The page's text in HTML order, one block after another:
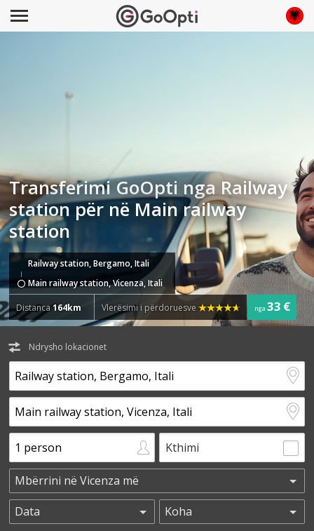
Transferimi GoOpti nga Railway
station për në Main railway
station
Railway station, Bergamo, Itali
Main railway station, Vicenza, Itali
Distanca164km Vlerësimi i përdoruesve nga 33 €
Ndrysho lokacionet
Kthimi